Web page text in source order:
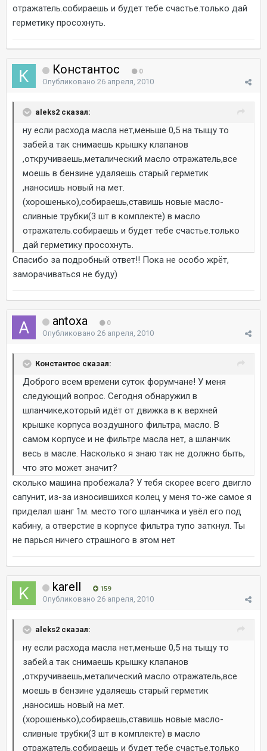
отражатель.собираешь и будет тебе счастье.только дай
герметику просохнуть.
Константос 0
Опубликовано 26 апреля, 2010
aleks2 сказал:
ну если расхода масла нет,меньше 0,5 на тыщу то
забей.а так снимаешь крышку клапанов
,откручиваешь,металический масло отражатель,все
моешь в бензине удаляешь старый герметик
,наносишь новый на мет.
(хорошенько),собираешь,ставишь новые масло-
сливные трубки(3 шт в комплекте) в масло
отражатель.собираешь и будет тебе счастье.только
дай герметику просохнуть.
Спасибо за подробный ответ!! Пока не особо жрёт,
заморачиваться не буду)
antoxa 0
Опубликовано 26 апреля, 2010
Константос сказал:
Доброго всем времени суток форумчане! У меня
следующий вопрос. Сегодня обнаружил в
шланчике,который идёт от движка в к верхней
крышке корпуса воздушного фильтра, масло. В
самом корпусе и не фильтре масла нет, а шланчик
весь в масле. Насколько я знаю так не должно быть,
что это может значит?
сколько машина пробежала? У тебя скорее всего двигло
сапунит, из-за износившихся колец у меня то-же самое я
приделал шанг 1м. место того шланчика и увёл его под
кабину, а отверстие в корпусе фильтра тупо заткнул. Ты
не парься ничего страшного в этом нет
karell 159
Опубликовано 26 апреля, 2010
aleks2 сказал:
ну если расхода масла нет,меньше 0,5 на тыщу то
забей.а так снимаешь крышку клапанов
,откручиваешь,металический масло отражатель,все
моешь в бензине удаляешь старый герметик
,наносишь новый на мет.
(хорошенько),собираешь,ставишь новые масло-
сливные трубки(3 шт в комплекте) в масло
отражатель.собираешь и будет тебе счастье.только